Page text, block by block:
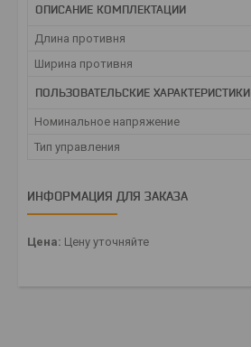
ОПИСАНИЕ КОМПЛЕКТАЦИИ
Длина противня
Ширина противня
ПОЛЬЗОВАТЕЛЬСКИЕ ХАРАКТЕРИСТИКИ
Номинальное напряжение
Тип управления
ИНФОРМАЦИЯ ДЛЯ ЗАКАЗА
Цена: Цену уточняйте